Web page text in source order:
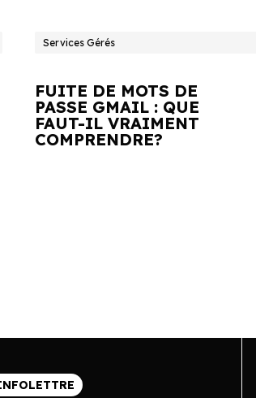
Services Gérés
FUITE DE MOTS DE
PASSE GMAIL : QUE
FAUT-IL VRAIMENT
COMPRENDRE?